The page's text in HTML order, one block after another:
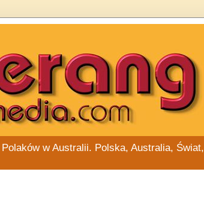
w Australii. Polska, Australia,